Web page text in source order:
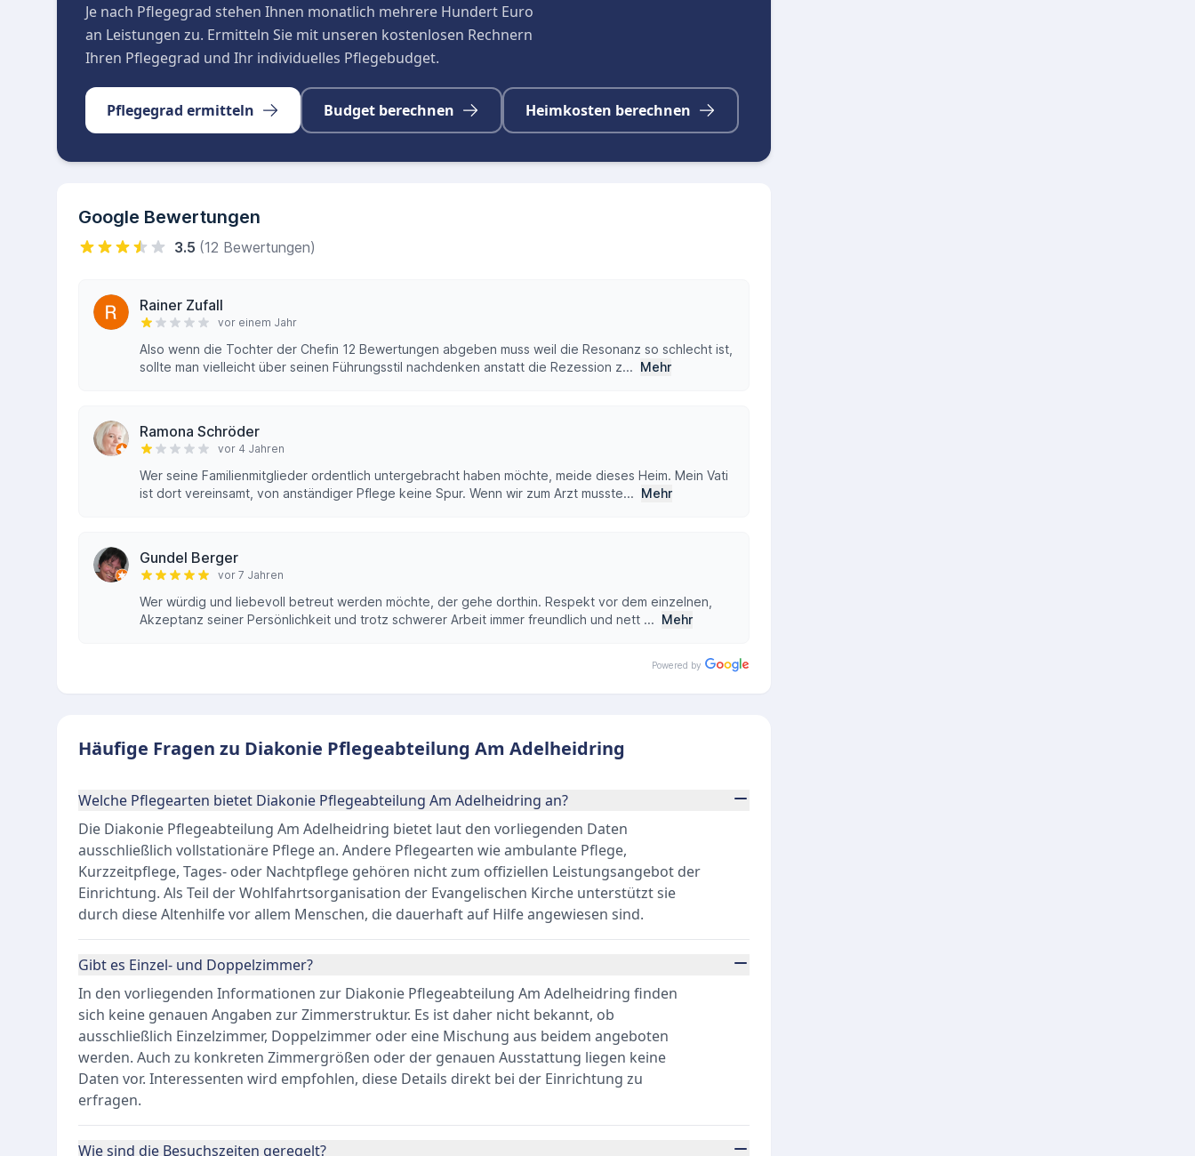
Je nach Pflegegrad stehen Ihnen monatlich mehrere Hundert Euro
an Leistungen zu. Ermitteln Sie mit unseren kostenlosen Rechnern
Ihren Pflegegrad und Ihr individuelles Pflegebudget.
Pflegegrad ermitteln Budget berechnen Heimkosten berechnen
Google Bewertungen
3.5 (12 Bewertungen)
Rainer Zufall
vor einem Jahr
Also wenn die Tochter der Chefin 12 Bewertungen abgeben muss weil die Resonanz so schlecht ist,
sollte man vielleicht über seinen Führungsstil nachdenken anstatt die Rezession z... Mehr
Ramona Schröder
vor 4 Jahren
Wer seine Familienmitglieder ordentlich untergebracht haben möchte, meide dieses Heim. Mein Vati
ist dort vereinsamt, von anständiger Pflege keine Spur. Wenn wir zum Arzt musste... Mehr
Gundel Berger
vor 7 Jahren
Wer würdig und liebevoll betreut werden möchte, der gehe dorthin. Respekt vor dem einzelnen,
Akzeptanz seiner Persönlichkeit und trotz schwerer Arbeit immer freundlich und nett ... Mehr
Powered by
Häufige Fragen zu Diakonie Pflegeabteilung Am Adelheidring
Welche Pflegearten bietet Diakonie Pflegeabteilung Am Adelheidring an?
Die Diakonie Pflegeabteilung Am Adelheidring bietet laut den vorliegenden Daten
ausschließlich vollstationäre Pflege an. Andere Pflegearten wie ambulante Pflege,
Kurzzeitpflege, Tages- oder Nachtpflege gehören nicht zum offiziellen Leistungsangebot der
Einrichtung. Als Teil der Wohlfahrtsorganisation der Evangelischen Kirche unterstützt sie
durch diese Altenhilfe vor allem Menschen, die dauerhaft auf Hilfe angewiesen sind.
Gibt es Einzel- und Doppelzimmer?
In den vorliegenden Informationen zur Diakonie Pflegeabteilung Am Adelheidring finden
sich keine genauen Angaben zur Zimmerstruktur. Es ist daher nicht bekannt, ob
ausschließlich Einzelzimmer, Doppelzimmer oder eine Mischung aus beidem angeboten
werden. Auch zu konkreten Zimmergrößen oder der genauen Ausstattung liegen keine
Daten vor. Interessenten wird empfohlen, diese Details direkt bei der Einrichtung zu
erfragen.
Wie sind die Besuchszeiten geregelt?